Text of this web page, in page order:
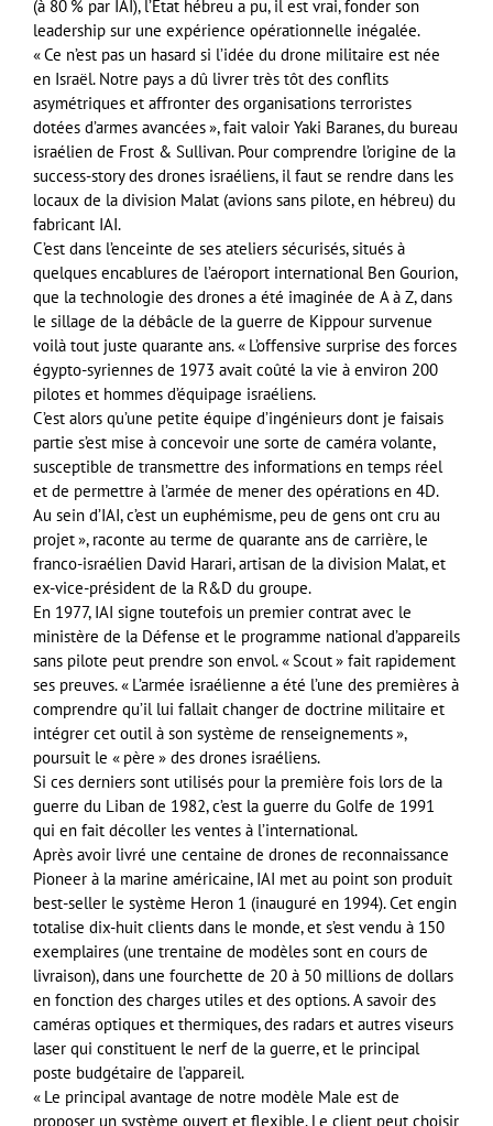
(à 80 % par IAI), l’Etat hébreu a pu, il est vrai, fonder son
leadership sur une expérience opérationnelle inégalée.
« Ce n’est pas un hasard si l’idée du drone militaire est née
en Israël. Notre pays a dû livrer très tôt des conflits
asymétriques et affronter des organisations terroristes
dotées d’armes avancées », fait valoir Yaki Baranes, du bureau
israélien de Frost & Sullivan. Pour comprendre l’origine de la
success-story des drones israéliens, il faut se rendre dans les
locaux de la division Malat (avions sans pilote, en hébreu) du
fabricant IAI.
C’est dans l’enceinte de ses ateliers sécurisés, situés à
quelques encablures de l’aéroport international Ben Gourion,
que la technologie des drones a été imaginée de A à Z, dans
le sillage de la débâcle de la guerre de Kippour survenue
voilà tout juste quarante ans. « L’offensive surprise des forces
égypto-syriennes de 1973 avait coûté la vie à environ 200
pilotes et hommes d’équipage israéliens.
C’est alors qu’une petite équipe d’ingénieurs dont je faisais
partie s’est mise à concevoir une sorte de caméra volante,
susceptible de transmettre des informations en temps réel
et de permettre à l’armée de mener des opérations en 4D.
Au sein d’IAI, c’est un euphémisme, peu de gens ont cru au
projet », raconte au terme de quarante ans de carrière, le
franco-israélien David Harari, artisan de la division Malat, et
ex-vice-président de la R&D du groupe.
En 1977, IAI signe toutefois un premier contrat avec le
ministère de la Défense et le programme national d’appareils
sans pilote peut prendre son envol. « Scout » fait rapidement
ses preuves. « L’armée israélienne a été l’une des premières à
comprendre qu’il lui fallait changer de doctrine militaire et
intégrer cet outil à son système de renseignements »,
poursuit le « père » des drones israéliens.
Si ces derniers sont utilisés pour la première fois lors de la
guerre du Liban de 1982, c’est la guerre du Golfe de 1991
qui en fait décoller les ventes à l’international.
Après avoir livré une centaine de drones de reconnaissance
Pioneer à la marine américaine, IAI met au point son produit
best-seller le système Heron 1 (inauguré en 1994). Cet engin
totalise dix-huit clients dans le monde, et s’est vendu à 150
exemplaires (une trentaine de modèles sont en cours de
livraison), dans une fourchette de 20 à 50 millions de dollars
en fonction des charges utiles et des options. A savoir des
caméras optiques et thermiques, des radars et autres viseurs
laser qui constituent le nerf de la guerre, et le principal
poste budgétaire de l’appareil.
« Le principal avantage de notre modèle Male est de
proposer un système ouvert et flexible. Le client peut choisir